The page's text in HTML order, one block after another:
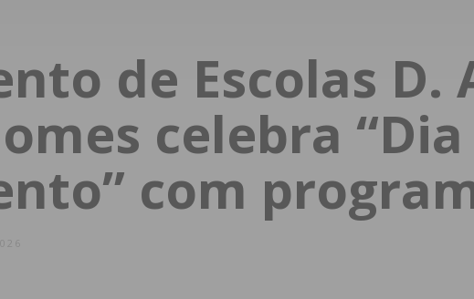
de Escolas D.
celebra
com